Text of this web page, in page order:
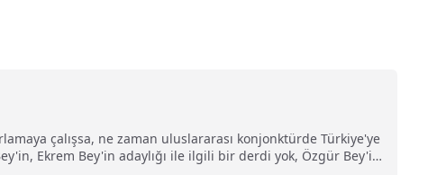
çalışsa, ne zaman uluslararası konjonktürde Türkiye'ye
Ekrem Bey'in adaylığı ile ilgili bir derdi yok, Özgür Bey'in